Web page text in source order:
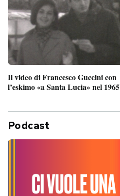
AREA PERSONALE
Entra
Il video di Francesco Guccini con
l’eskimo «a Santa Lucia» nel 1965
Podcast